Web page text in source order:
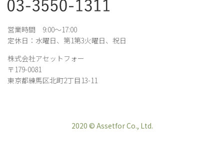
営業時間 9:00～17:00
定休日：水曜日、第1第3火曜日、祝日
株式会社アセットフォー
〒179-0081
東京都練馬区北町2丁目13-11
2020 © Assetfor Co., Ltd.